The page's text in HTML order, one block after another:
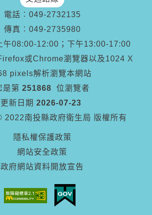
電話︰ 049-2732135
傳真︰ 049-2735980
午08:00-12:00；下午13:00-17:00
或Chrome瀏覽器以及1024 X
pixels解析瀏覽本網站
是第 251868
位瀏覽者
更新日期 2026-07-23
南投縣政府衛生局 版權所有
隱私權保護政策
網站安全政策
政府網站資料開放宣告